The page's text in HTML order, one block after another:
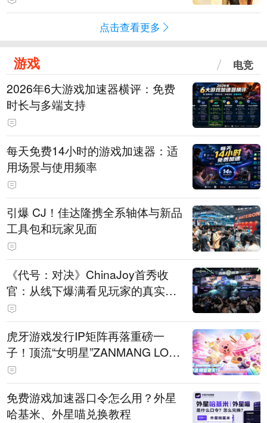
点击查看更多
游戏 电竞
2026年6大游戏加速器横评：免费
时长与多端支持
每天免费14小时的游戏加速器：适
用场景与使用频率
引爆 CJ！佳达隆携全系轴体与新品
工具包和玩家见面
《代号：对决》ChinaJoy首秀收
官：从线下爆满看见玩家的真实期
待
虎牙游戏发行IP矩阵再落重磅一
子！顶流“女明星”ZANMANG LOO
PY 正版3D消除手游《消消奇遇》
惊喜曝光
免费游戏加速器口令怎么用？外星
哈基米、外星喵兑换教程